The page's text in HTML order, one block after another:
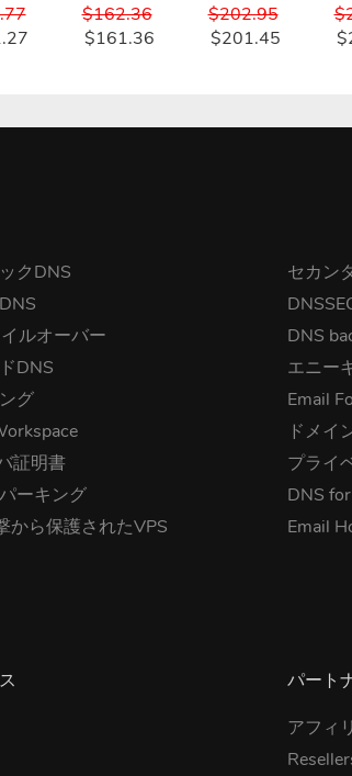
$162.36
$161.36
$202.95
$201.45
クDNS
ルオーバー
DNS
グ
証明書
ーキング
から保護されたVPS
セカン
DNS
エニー
Email
ドメイ
プライ
DNS
Email
パート
アフィ